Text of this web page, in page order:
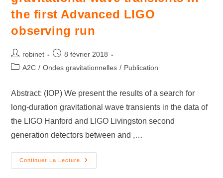
the first Advanced LIGO
observing run
robinet
8 février 2018
A2C / Ondes gravitationnelles / Publication
Abstract: (IOP) We present the results of a search for
long-duration gravitational wave transients in the data of
the LIGO Hanford and LIGO Livingston second
generation detectors between and ,…
Continuer La Lecture